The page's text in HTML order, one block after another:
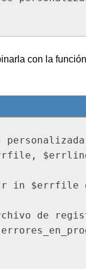
con la
in $errfile
de